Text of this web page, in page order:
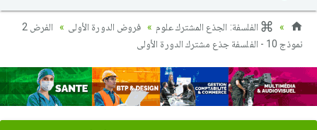
الفلسفة: الجذع المشترك علوم فروض الدورة الأولى
الفرض 2
نموذج 10 - الفلسفة جذع مشترك الدورة الأولى